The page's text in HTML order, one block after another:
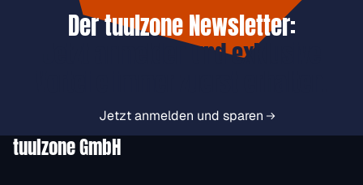
Der tuulzone Newsletter:
Jetzt anmelden und exklusive
Jetzt anmelden und sparen
tuulzone GmbH